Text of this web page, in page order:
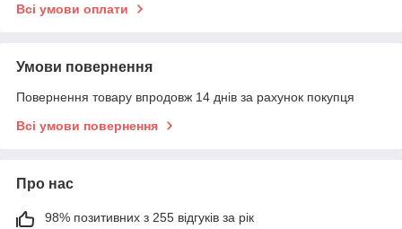
Всі умови оплати
Умови повернення
Повернення товару впродовж 14 днів за рахунок покупця
Всі умови повернення
Про нас
98% позитивних з 255 відгуків за рік